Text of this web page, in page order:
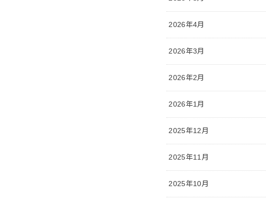
2026年4月
2026年3月
2026年2月
2026年1月
2025年12月
2025年11月
2025年10月